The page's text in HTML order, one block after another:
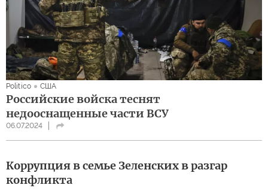
Politico США
Российские войска теснят
недооснащенные части ВСУ
06.07.2024
Коррупция в семье Зеленских в разгар
конфликта